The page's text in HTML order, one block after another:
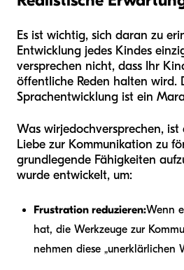
Es ist wichtig, sich daran zu
Entwicklung jedes Kindes
versprechen nicht, dass Ihr
öffentliche Reden halten wird.
Sprachentwicklung ist ein
Was wirjedochversprechen,
Liebe zur Kommunikation zu
grundlegende Fähigkeiten
wurde entwickelt, um:
Frustration reduzieren:Wenn
hat, die Werkzeuge zur
nehmen diese „unerklärlichen